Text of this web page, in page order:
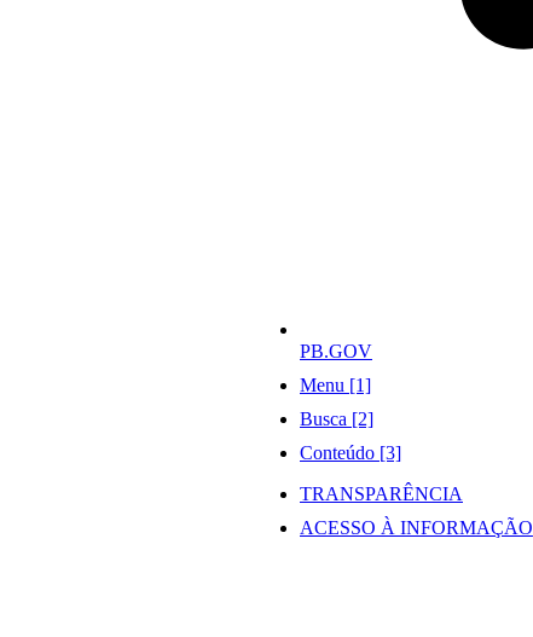
PB.GOV
Menu [1]
Busca [2]
Conteúdo [3]
TRANSPARÊNCIA
ACESSO À INFORMAÇÃO